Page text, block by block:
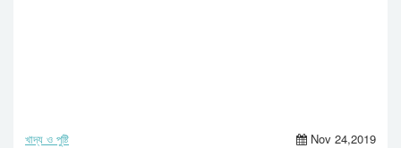
খাদ্য ও পুষ্টি Nov 24,2019